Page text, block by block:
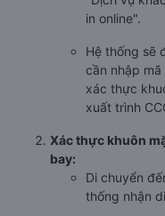
in online".
Hệ thống sẽ
cần nhập
xác thực
xuất trình
Xác thực khuôn
bay:
Di chuyển
thống nhận